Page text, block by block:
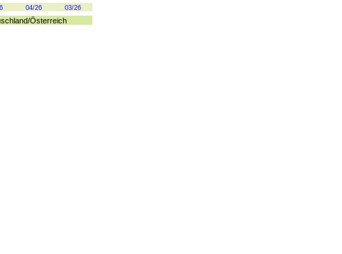
04/26 03/26
/Österreich